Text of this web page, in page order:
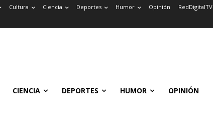
Cultura Ciencia Deportes Humor Opinión RedDigitalTV
CIENCIA DEPORTES HUMOR OPINIÓN